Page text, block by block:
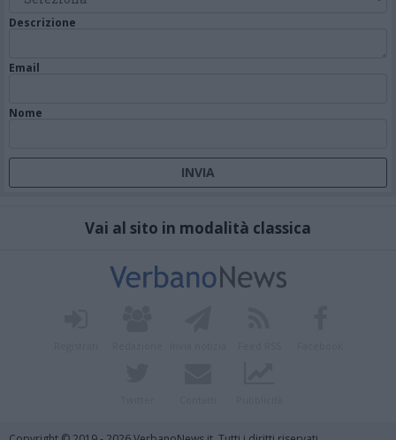
Descrizione
Email
Nome
Vai al sito in modalità classica